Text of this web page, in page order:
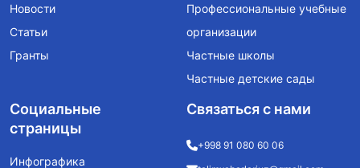
Новости
Статьи
Гранты
Профессиональные учебные
организации
Частные школы
Частные детские сады
Социальные
страницы
Инфографика
Связаться с нами
+998 91 080 60 06